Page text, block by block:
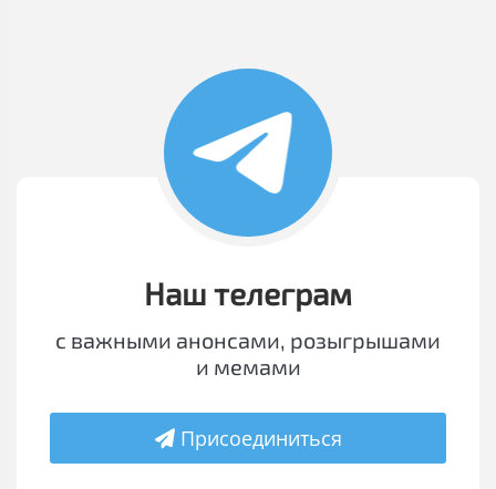
Наш телеграм
с важными анонсами, розыгрышами
и мемами
Присоединиться